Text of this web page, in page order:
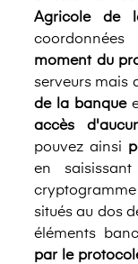
Agricole de
moment du
serveurs mais
de la banque
accès
pouvez ainsi
en
situés au dos
éléments
par le